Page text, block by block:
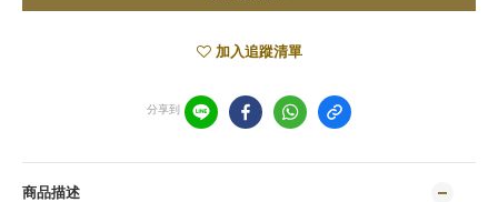
加入追蹤清單
分享到
商品描述